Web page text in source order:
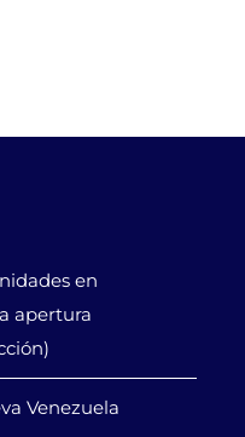
en
apertura
Venezuela